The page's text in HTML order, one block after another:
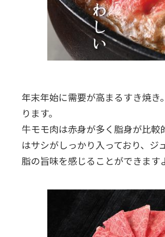
年末年始に需要が高まるすき焼
ります。
牛モモ肉は赤身が多く脂身が比
はサシがしっかり入っており、
脂の旨味を感じることができます